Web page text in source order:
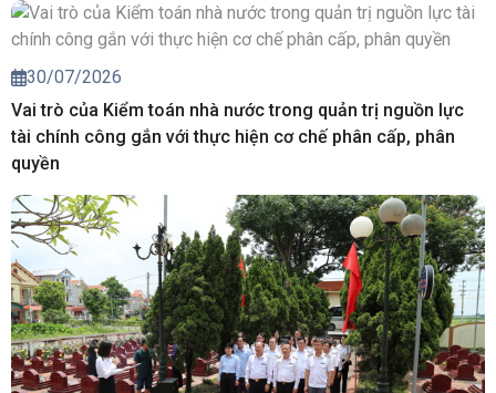
30/07/2026
Vai trò của Kiểm toán nhà nước trong quản trị nguồn lực
tài chính công gắn với thực hiện cơ chế phân cấp, phân
quyền